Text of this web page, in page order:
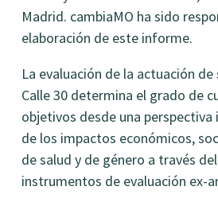
Madrid. cambiaMO ha sido
elaboración de este informe.
La evaluación de la actuación
Calle 30 determina el grado de
objetivos desde una
de los impactos económicos,
de salud y de género a través
instrumentos de evaluación ex-